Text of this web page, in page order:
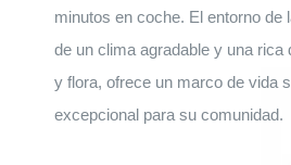
minutos en coche. El entorno de
de un clima agradable y una rica
y flora, ofrece un marco de vida
excepcional para su comunidad.